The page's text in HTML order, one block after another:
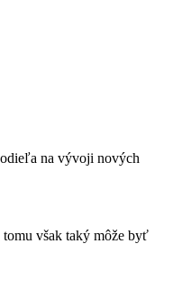
na vývoji nových
však taký môže byť